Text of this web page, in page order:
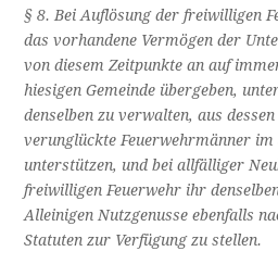
§ 8. Bei Auflösung der freiwilligen
das vorhandene Vermögen der
von diesem Zeitpunkte an auf
hiesigen Gemeinde übergeben,
denselben zu verwalten, aus
verunglückte Feuerwehrmänner im
unterstützen, und bei allfälliger
freiwilligen Feuerwehr ihr
Alleinigen Nutzgenusse ebenfalls
Statuten zur Verfügung zu stellen.